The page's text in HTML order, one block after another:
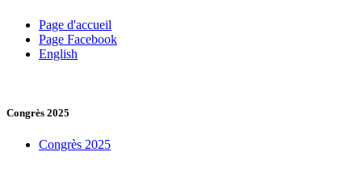
Page d'accueil
Page Facebook
English
Congrès 2025
Congrès 2025